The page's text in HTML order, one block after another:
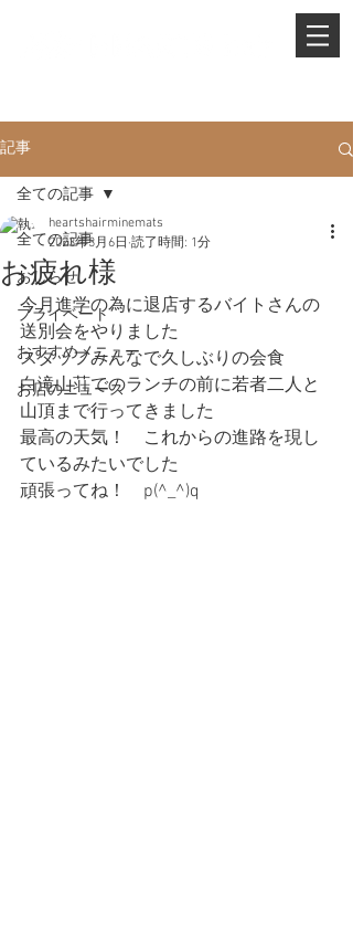
記事
全ての記事
おしらせ
プライベート
おすすめメニュー
お店のニュース
全ての記事
お疲れ様
heartshairminemats
2023年3月6日 読了時間: 1分
今月進学の為に退店するバイトさんの
送別会をやりました
スタッフみんなで久しぶりの会食
白滝山荘でのランチの前に若者二人と
山頂まで行ってきました
最高の天気！　これからの進路を現し
ているみたいでした
頑張ってね！　p(^_^)q